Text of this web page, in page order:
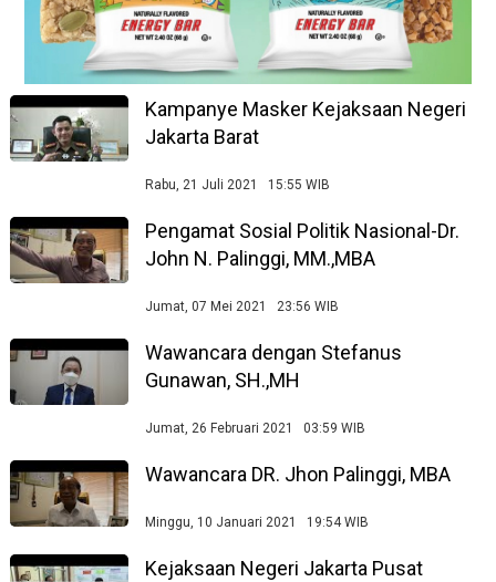
Kampanye Masker Kejaksaan Negeri
Jakarta Barat
Rabu, 21 Juli 2021 15:55 WIB
Pengamat Sosial Politik Nasional-Dr.
John N. Palinggi, MM.,MBA
Jumat, 07 Mei 2021 23:56 WIB
Wawancara dengan Stefanus
Gunawan, SH.,MH
Jumat, 26 Februari 2021 03:59 WIB
Wawancara DR. Jhon Palinggi, MBA
Minggu, 10 Januari 2021 19:54 WIB
Kejaksaan Negeri Jakarta Pusat